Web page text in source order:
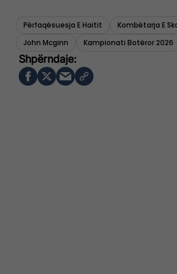
Përfaqësuesja E Haitit
Kombëtarja E
John Mcginn
Kampionati Botëror 2026